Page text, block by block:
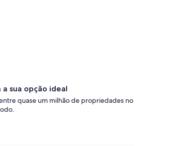
a sua opção ideal
quase um milhão de propriedades no